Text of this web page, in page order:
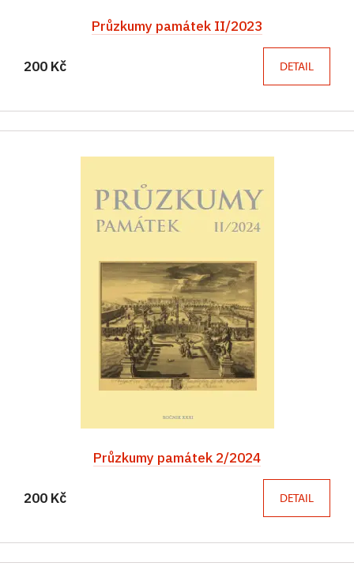
Průzkumy památek II/2023
200 Kč DETAIL
Průzkumy památek 2/2024
200 Kč DETAIL